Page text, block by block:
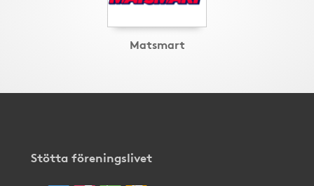
Matsmart
Stötta föreningslivet